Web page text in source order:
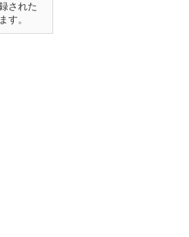
された
す。